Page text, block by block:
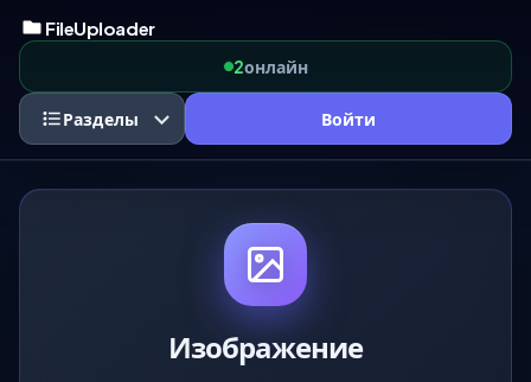
FileUploader
2онлайн
Разделы Войти
Изображение